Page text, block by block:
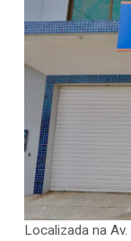
Localizada na